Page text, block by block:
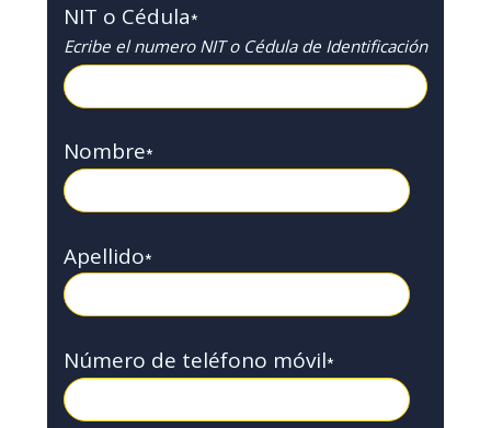
NIT o Cédula*
Ecribe el numero NIT o Cédula de Identificación
Nombre*
Apellido*
Número de teléfono móvil*